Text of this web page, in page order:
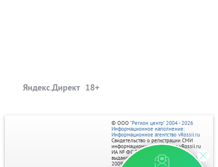
Яндекс.Директ
© ООО "Регион центр" 2004 - 2026
Информационное наполнение:
Информационное агентство vRossii.ru
Свидетельство о регистрации СМИ
информационного агентства vRossii.ru
ИА № ФС 77‑35502
выдано РОСКОМНАДЗОРом 04 марта
2009г.